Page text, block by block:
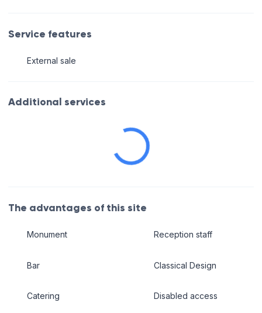
Service features
External sale
Additional services
The advantages of this site
Monument
Bar
Catering
Reception staff
Classical Design
Disabled access